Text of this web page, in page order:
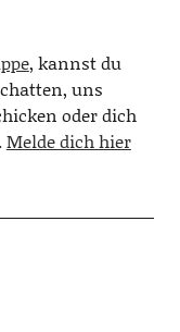
, kannst du
uns
oder dich
Melde dich hier